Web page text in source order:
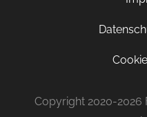
Copyright 2020-2026